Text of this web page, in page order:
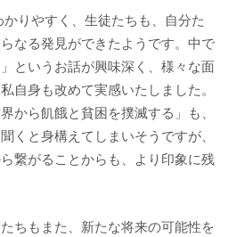
りやすく、生徒たちも、自分た
なる発見ができたようです。中で
というお話が興味深く、様々な面
自身も改めて実感いたしました。
から飢餓と貧困を撲滅する」も、
くと身構えてしまいそうですが、
繋がることからも、より印象に残
ちもまた、新たな将来の可能性を